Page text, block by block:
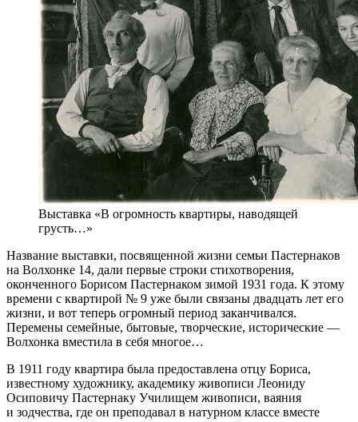
Выставка «В огромность квартиры, наводящей
грусть…»
Название выставки, посвященной жизни семьи Пастернаков
на Волхонке 14, дали первые строки стихотворения,
оконченного Борисом Пастернаком зимой 1931 года. К этому
времени с квартирой № 9 уже были связаны двадцать лет его
жизни, и вот теперь огромный период заканчивался.
Перемены семейные, бытовые, творческие, исторические —
Волхонка вместила в себя многое…
В 1911 году квартира была предоставлена отцу Бориса,
известному художнику, академику живописи Леониду
Осиповичу Пастернаку Училищем живописи, ваяния
и зодчества, где он преподавал в натурном классе вместе